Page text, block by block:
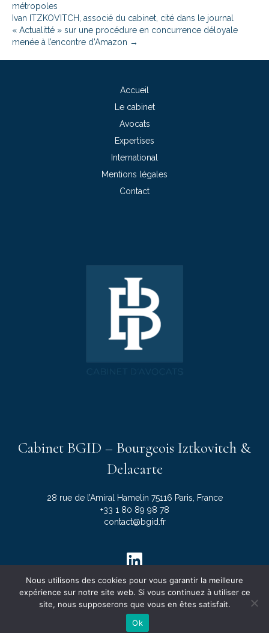
métropoles
Ivan ITZKOVITCH, associé du cabinet, cité dans le journal
« Actualitté » sur une procédure en concurrence déloyale
menée à l’encontre d’Amazon →
Accueil
Le cabinet
Avocats
Expertises
International
Mentions légales
Contact
Cabinet BGID – Bourgeois Iztkovitch &
Delacarte
28 rue de l’Amiral Hamelin 75116 Paris, France
+33 1 80 89 98 78
contact@bgid.fr
© 2021 Cabinet BGID - Bourgeois Itzkovitch Delacarte
Nous utilisons des cookies pour vous garantir la meilleure
expérience sur notre site web. Si vous continuez à utiliser ce
site, nous supposerons que vous en êtes satisfait.
Ok